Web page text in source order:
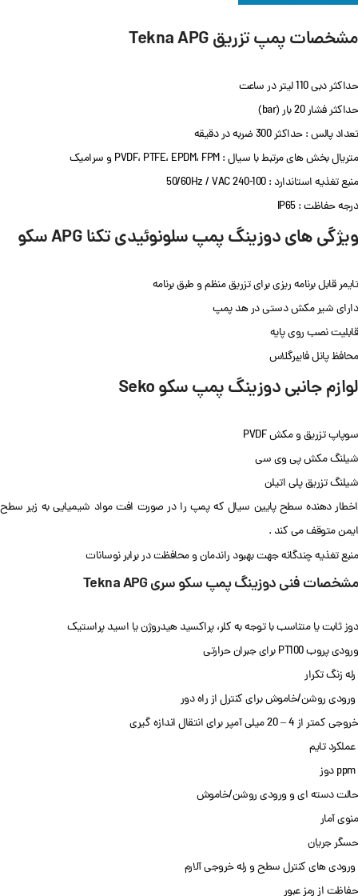
مشخصات پمپ تزریق Tekna APG
حداکثر دبی 110 لیتر در ساعت
حداکثر فشار 20 بار (bar)
تعداد پالس : حداکثر 300 ضربه در دقیقه
متریال بخش های مرتبط با سیال : PVDF، PTFE، EPDM، FPM و سرامیک
منبع تغذیه استاندارد : 100-240 50/60Hz / VAC
درجه حفاظت : IP65
ویژگی های دوزینگ پمپ سلونوئیدی تکنا APG سکو
تایمر قابل برنامه ریزی برای تزریق منظم و طبق برنامه
دارای شیر مکش دستی در هد پمپ
قابلیت نصب روی پایه
محافظ پانل فایبرگلاس
لوازم جانبی دوزینگ پمپ سکو Seko
سوپاپ تزریق و مکش PVDF
شیلنگ مکش پی وی سی
شیلنگ تزریق پلی اتیلن
اخطار دهنده سطح پایین سیال که پمپ را در صورت افت مواد شیمیایی به زیر سطح
ایمن متوقف می کند .
منبع تغذیه چندگانه جهت بهبود راندمان و محافظت در برابر نوسانات
مشخصات فنی دوزینگ پمپ سکو سری Tekna APG
دوز ثابت یا متناسب با توجه به کلر، پراکسید هیدروژن یا اسید پراستیک
ورودی پروب PT100 برای جبران حرارتی
رله زنگ تکرار
ورودی روشن/خاموش برای کنترل از راه دور
خروجی کمتر از 4 – 20 میلی آمپر برای انتقال اندازه گیری
عملکرد تایم
ppm دوز
حالت دسته ای و ورودی روشن/خاموش
منوی آمار
حسگر جریان
ورودی های کنترل سطح و رله خروجی آلارم
حفاظت از رمز عبور